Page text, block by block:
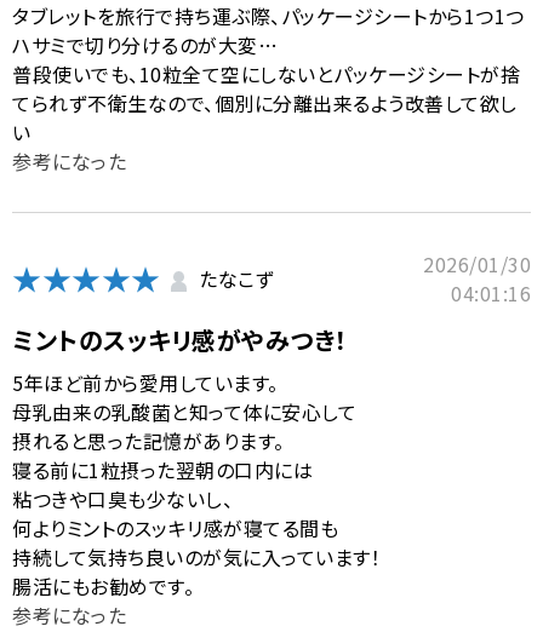
タブレットを旅行で持ち運ぶ際、パッケージシートから1つ1つ
ハサミで切り分けるのが大変…
普段使いでも、10粒全て空にしないとパッケージシートが捨
てられず不衛生なので、個別に分離出来るよう改善して欲し
い
参考になった
★★★★★ たなこず
2026/01/30
04:01:16
ミントのスッキリ感がやみつき！
5年ほど前から愛用しています。
母乳由来の乳酸菌と知って体に安心して
摂れると思った記憶があります。
寝る前に1粒摂った翌朝の口内には
粘つきや口臭も少ないし、
何よりミントのスッキリ感が寝てる間も
持続して気持ち良いのが気に入っています！
腸活にもお勧めです。
参考になった